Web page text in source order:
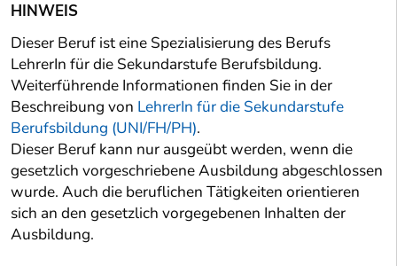
HINWEIS
Dieser Beruf ist eine Spezialisierung des Berufs
LehrerIn für die Sekundarstufe Berufsbildung.
Weiterführende Informationen finden Sie in der
Beschreibung von LehrerIn für die Sekundarstufe
Berufsbildung (UNI/FH/PH).
Dieser Beruf kann nur ausgeübt werden, wenn die
gesetzlich vorgeschriebene Ausbildung abgeschlossen
wurde. Auch die beruflichen Tätigkeiten orientieren
sich an den gesetzlich vorgegebenen Inhalten der
Ausbildung.